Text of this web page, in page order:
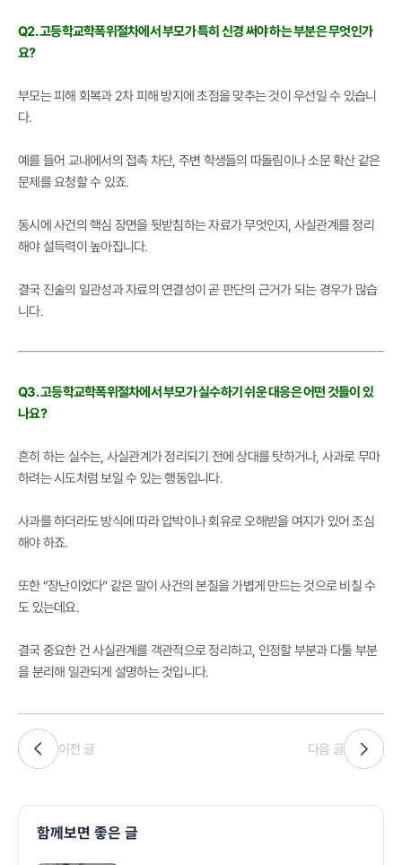
Q2. 고등학교학폭위절차에서 부모가 특히 신경 써야 하는 부분은 무엇인가
요?
부모는 피해 회복과 2차 피해 방지에 초점을 맞추는 것이 우선일 수 있습니
다.
예를 들어 교내에서의 접촉 차단, 주변 학생들의 따돌림이나 소문 확산 같은
문제를 요청할 수 있죠.
동시에 사건의 핵심 장면을 뒷받침하는 자료가 무엇인지, 사실관계를 정리
해야 설득력이 높아집니다.
결국 진술의 일관성과 자료의 연결성이 곧 판단의 근거가 되는 경우가 많습
니다.
Q3. 고등학교학폭위절차에서 부모가 실수하기 쉬운 대응은 어떤 것들이 있
나요?
흔히 하는 실수는, 사실관계가 정리되기 전에 상대를 탓하거나, 사과로 무마
하려는 시도처럼 보일 수 있는 행동입니다.
사과를 하더라도 방식에 따라 압박이나 회유로 오해받을 여지가 있어 조심
해야 하죠.
또한 “장난이었다” 같은 말이 사건의 본질을 가볍게 만드는 것으로 비칠 수
도 있는데요.
결국 중요한 건 사실관계를 객관적으로 정리하고, 인정할 부분과 다툴 부분
을 분리해 일관되게 설명하는 것입니다.
이전 글 다음 글
함께보면 좋은 글